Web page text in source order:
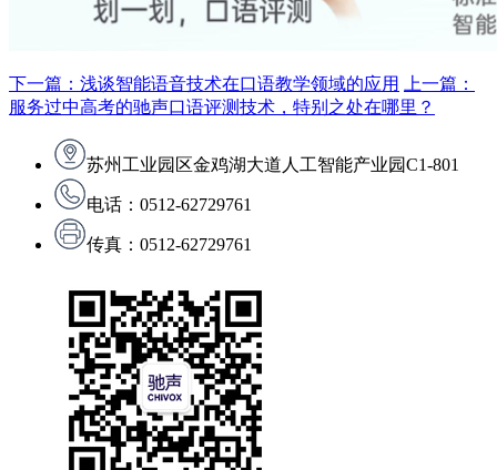
下一篇：浅谈智能语音技术在口语教学领域的应用
上一篇：
服务过中高考的驰声口语评测技术，特别之处在哪里？
苏州工业园区金鸡湖大道人工智能产业园C1-801
电话：0512-62729761
传真：0512-62729761